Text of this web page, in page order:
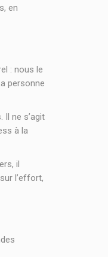
en
: nous le
personne
ne s’agit
à la
il
l’effort,